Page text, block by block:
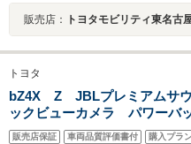
販売店： トヨタモビリティ東名古
トヨタ
bZ4X Z JBLプレミアムサウ
ックビューカメラ パワーバ
ーミラー 革シート シート
販売店保証 車両品質評価書付 購入プラ